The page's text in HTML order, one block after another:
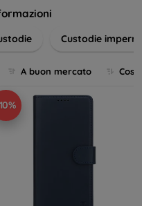
dispositivo con le
Custodie
A buon mercato